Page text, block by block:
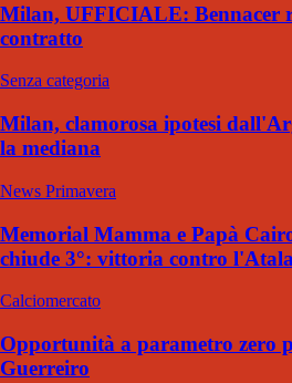
Milan, UFFICIALE: Bennacer
contratto
Senza categoria
Milan, clamorosa ipotesi
la mediana
News Primavera
Memorial Mamma e Papà
chiude 3°: vittoria contro
Calciomercato
Opportunità a parametro zero
Guerreiro